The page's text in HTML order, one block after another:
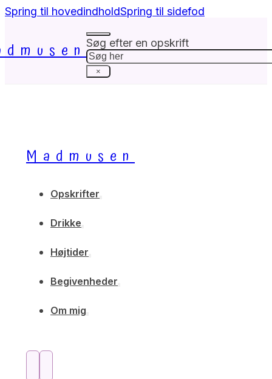
Spring til hovedindholdSpring til sidefod
Søg efter en opskrift
Søg
×
Madmusen
Opskrifter
Drikke
Højtider
Begivenheder
Om mig